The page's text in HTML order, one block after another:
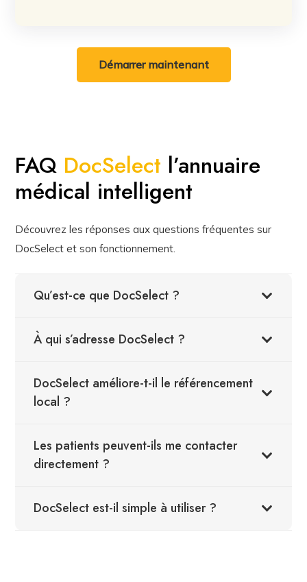
Démarrer maintenant
FAQ DocSelect l’annuaire
médical intelligent
Découvrez les réponses aux questions fréquentes sur
DocSelect et son fonctionnement.
Qu’est-ce que DocSelect ?
À qui s’adresse DocSelect ?
DocSelect améliore-t-il le référencement
local ?
Les patients peuvent-ils me contacter
directement ?
DocSelect est-il simple à utiliser ?